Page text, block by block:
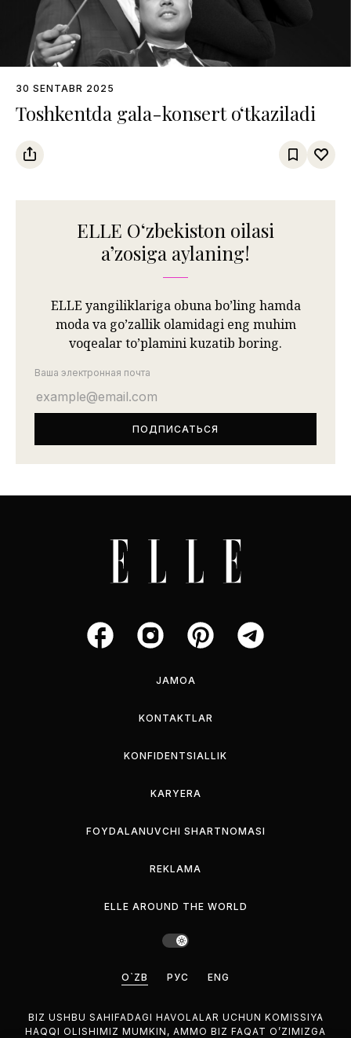
30 SENTABR 2025
Toshkentda gala-konsert o‘tkaziladi
ELLE Oʻzbekiston oilasi
aʼzosiga aylaning!
ELLE yangiliklariga obuna bo’ling hamda
moda va go’zallik olamidagi eng muhim
voqealar to’plamini kuzatib boring.
Ваша электронная почта
JAMOA
KONTAKTLAR
KONFIDENTSIALLIK
KARYERA
FOYDALANUVCHI SHARTNOMASI
REKLAMA
ELLE AROUND THE WORLD
O`ZB РУС ENG
BIZ USHBU SAHIFADAGI HAVOLALAR UCHUN KOMISSIYA
HAQQI OLISHIMIZ MUMKIN, AMMO BIZ FAQAT O’ZIMIZGA